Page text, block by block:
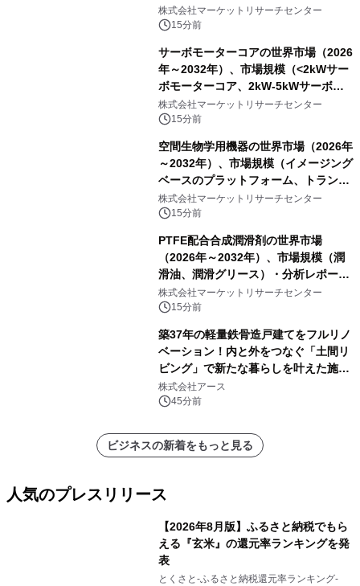
ートを発表
株式会社マーケットリサーチセンター
15分前
サーボモーターコアの世界市場（2026
年～2032年）、市場規模（<2kWサー
ボモーターコア、2kW-5kWサーボモ
ーターコア、＞5kWサーボモーターコ
ア）・分析レポートを発表
株式会社マーケットリサーチセンター
15分前
空間生物学用機器の世界市場（2026年
～2032年）、市場規模（イメージング
ベースのプラットフォーム、トランス
クリプトミクス・プラットフォー
ム）・分析レポートを発表
株式会社マーケットリサーチセンター
15分前
PTFE配合合成潤滑剤の世界市場
（2026年～2032年）、市場規模（潤
滑油、潤滑グリース）・分析レポート
を発表
株式会社マーケットリサーチセンター
15分前
築37年の軽量鉄骨造戸建てをフルリノ
ベーション！内と外をつなぐ「土間リ
ビング」で新たな暮らしを叶えた施工
事例を株式会社アースが公開
株式会社アース
45分前
ビジネスの新着をもっと見る
人気のプレスリリース
【2026年8月版】ふるさと納税でもら
える『玄米』の還元率ランキングを発
表
とくさと-ふるさと納税還元率ランキング-